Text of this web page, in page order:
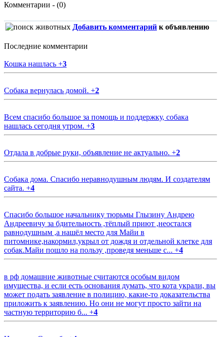
Комментарии - (0)
Добавить комментарий к объявлению
Последние комментарии
Кошка нашлась +3
Собака вернулась домой. +2
Всем спасибо большое за помощь и поддержку, собака
нашлась сегодня утром. +3
Отдала в добрые руки, объявление не актуально. +2
Собака дома. Спасибо неравнодушным людям. И создателям
сайта. +4
Спасибо большое начальнику тюрьмы Глызину Андрею
Андреевичу за бдительность ,тёплый приют ,неостался
равнодушным ,а нашёл место для Майи в
питомнике,накормил,укрыл от дождя и отдельной клетке для
собак.Майи пошло на пользу ,проведя меньше с... +4
в рф домашние животные считаются особым видом
имущества, и если есть основания думать, что кота украли, вы
может подать заявление в полицию, какие-то доказательства
приложить к заявлению. Но они не могут просто зайти на
частную территорию б... +4